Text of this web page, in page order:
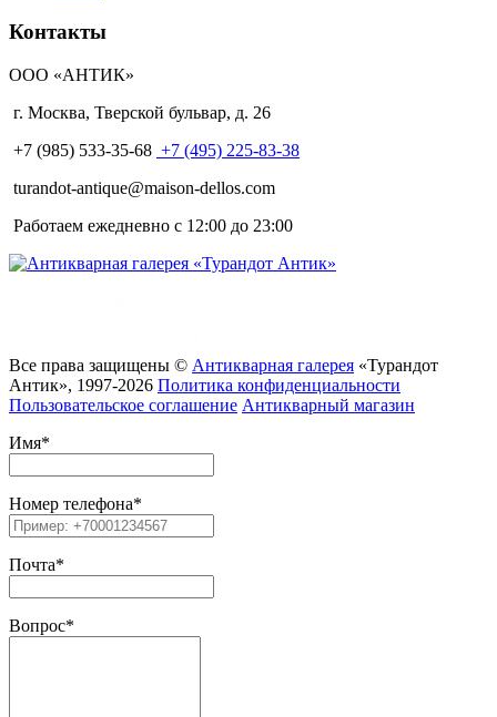
Контакты
ООО «АНТИК»
г. Москва, Тверской бульвар, д. 26
+7 (985) 533-35-68 +7 (495) 225-83-38
turandot-antique@maison-dellos.com
Работаем ежедневно с 12:00 до 23:00
Все права защищены © Антикварная галерея «Турандот
Антик», 1997-2026 Политика конфиденциальности
Пользовательское соглашение Антикварный магазин
Имя*
Номер телефона*
Почта*
Вопрос*